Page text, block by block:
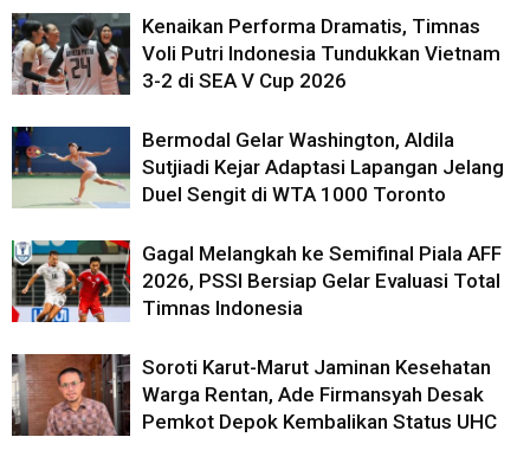
Kenaikan Performa Dramatis, Timnas
Voli Putri Indonesia Tundukkan Vietnam
3-2 di SEA V Cup 2026
Bermodal Gelar Washington, Aldila
Sutjiadi Kejar Adaptasi Lapangan Jelang
Duel Sengit di WTA 1000 Toronto
Gagal Melangkah ke Semifinal Piala AFF
2026, PSSI Bersiap Gelar Evaluasi Total
Timnas Indonesia
Soroti Karut-Marut Jaminan Kesehatan
Warga Rentan, Ade Firmansyah Desak
Pemkot Depok Kembalikan Status UHC